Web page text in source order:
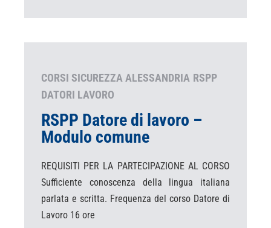
CORSI SICUREZZA ALESSANDRIA RSPP
DATORI LAVORO
RSPP Datore di lavoro –
Modulo comune
REQUISITI PER LA PARTECIPAZIONE AL CORSO
Sufficiente conoscenza della lingua italiana
parlata e scritta. Frequenza del corso Datore di
Lavoro 16 ore